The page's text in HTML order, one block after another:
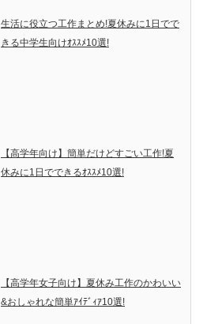
生活に役立つ工作まとめ!夏休みに1日でで
きる中学生向けｵｽｽﾒ10選!
【高学年向け】簡単だけどすごい工作!夏
休みに1日でできるｵｽｽﾒ10選!
【高学年女子向け】夏休み工作のかわいい
&おしゃれな簡単ｱｲﾃﾞｨｱ10選!